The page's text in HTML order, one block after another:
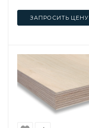
ЗАПРОСИТЬ ЦЕНУ